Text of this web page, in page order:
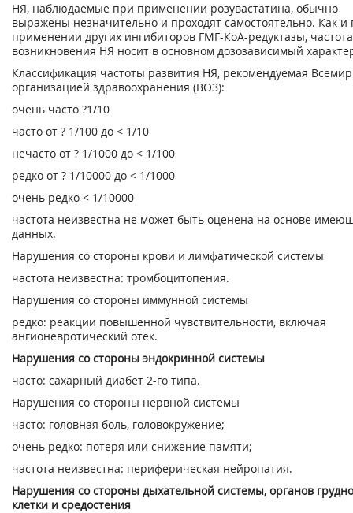
НЯ, наблюдаемые при применении розувастатина, обычно
выражены незначительно и проходят самостоятельно. Как и
применении других ингибиторов ГМГ-КоА-редуктазы, частота
возникновения НЯ носит в основном дозозависимый
Классификация частоты развития НЯ, рекомендуемая
организацией здравоохранения (ВОЗ):
очень часто ?1/10
часто от ? 1/100 до < 1/10
нечасто от ? 1/1000 до < 1/100
редко от ? 1/10000 до < 1/1000
очень редко < 1/10000
частота неизвестна не может быть оценена на основе
данных.
Нарушения со стороны крови и лимфатической системы
частота неизвестна: тромбоцитопения.
Нарушения со стороны иммунной системы
редко: реакции повышенной чувствительности, включая
ангионевротический отек.
Нарушения со стороны эндокринной системы
часто: сахарный диабет 2-го типа.
Нарушения со стороны нервной системы
часто: головная боль, головокружение;
очень редко: потеря или снижение памяти;
частота неизвестна: периферическая нейропатия.
Нарушения со стороны дыхательной системы, органов
клетки и средостения